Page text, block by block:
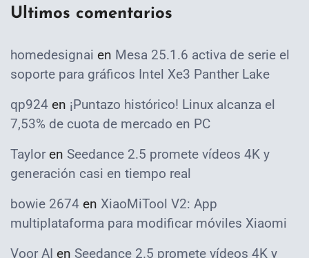
Ultimos comentarios
homedesignai en Mesa 25.1.6 activa de serie el
soporte para gráficos Intel Xe3 Panther Lake
qp924 en ¡Puntazo histórico! Linux alcanza el
7,53% de cuota de mercado en PC
Taylor en Seedance 2.5 promete vídeos 4K y
generación casi en tiempo real
bowie 2674 en XiaoMiTool V2: App
multiplataforma para modificar móviles Xiaomi
Voor AI en Seedance 2.5 promete vídeos 4K y